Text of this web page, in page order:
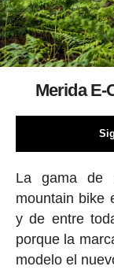
Merida E-
La gama de
mountain bike
y de entre
porque la
modelo el